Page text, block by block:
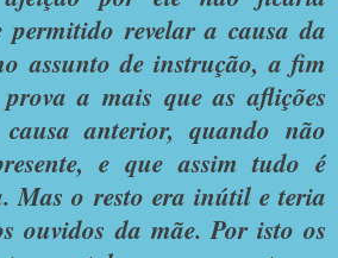
revelar a causa da
assunto de instrução, a fim
a mais que as aflições
anterior, quando não
e que assim tudo é
Mas o resto era inútil e teria
ouvidos da mãe. Por isto os